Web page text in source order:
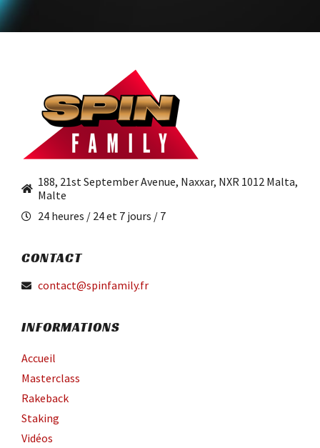
188, 21st September Avenue, Naxxar, NXR 1012 Malta,
Malte
24 heures / 24 et 7 jours / 7
CONTACT
contact@spinfamily.fr
INFORMATIONS
Accueil
Masterclass
Rakeback
Staking
Vidéos